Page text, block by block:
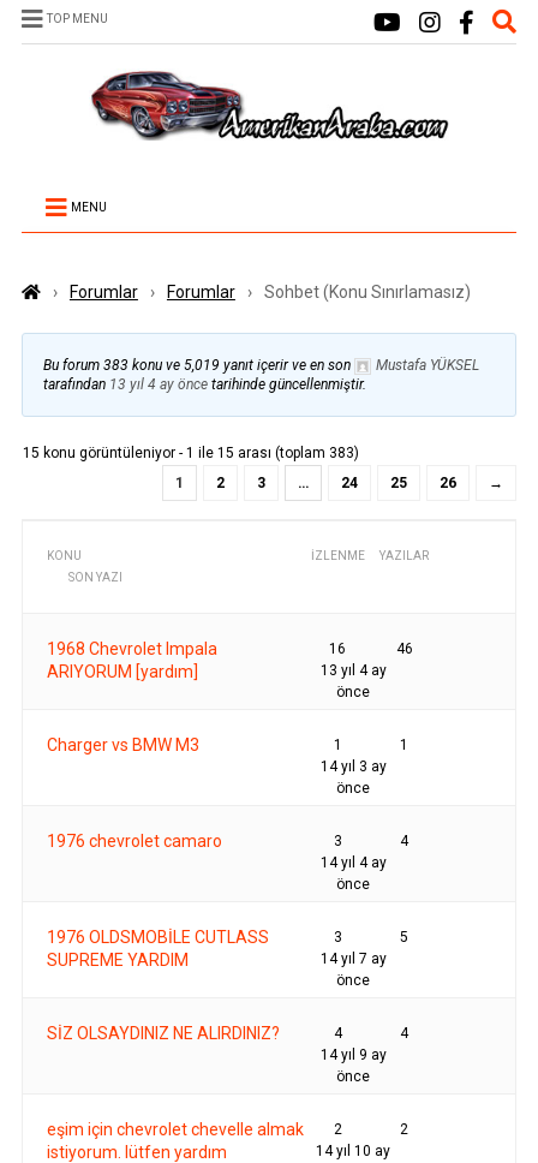
TOP MENU
MENU
› Forumlar › Forumlar › Sohbet (Konu Sınırlamasız)
Bu forum 383 konu ve 5,019 yanıt içerir ve en son
Mustafa YÜKSEL
tarafından 13 yıl 4 ay öncetarihinde güncellenmiştir.
15 konu görüntüleniyor - 1 ile 15 arası (toplam 383)
1
2 3 … 24 25 26 →
KONU İZLENME
YAZILAR
SON YAZI
1968 Chevrolet Impala
ARIYORUM [yardım]
16
46
13 yıl 4 ay
önce
Charger vs BMW M3 1
1
14 yıl 3 ay
önce
1976 chevrolet camaro 3
4
14 yıl 4 ay
önce
1976 OLDSMOBİLE CUTLASS
SUPREME YARDIM
3
5
14 yıl 7 ay
önce
SİZ OLSAYDINIZ NE ALIRDINIZ? 4
4
14 yıl 9 ay
önce
eşim için chevrolet chevelle almak
istiyorum. lütfen yardım
2
2
14 yıl 10 ay